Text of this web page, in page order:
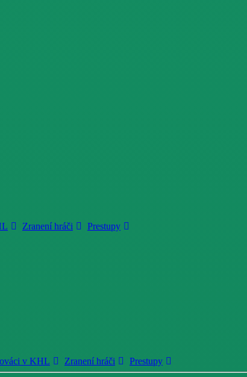
Zranení hráči
Prestupy
v KHL Zranení hráči Prestupy